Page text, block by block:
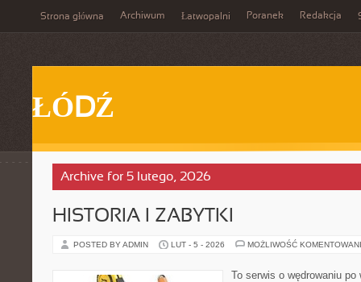
Strona główna Archiwum Łatwopalni Poranek Redakcja
ŁÓDŹ
Archive for 5 lutego, 2026
HISTORIA I ZABYTKI
POSTED BY ADMIN LUT - 5 - 2026 MOŻLIWOŚĆ
To serwis o wędrowaniu